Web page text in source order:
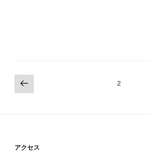
投
稿
ー
前
の
ページ2
アクセス